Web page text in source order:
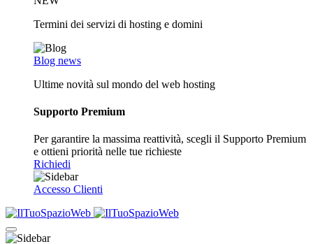
Termini dei servizi di hosting e domini
Blog news
Ultime novità sul mondo del web hosting
Supporto Premium
Per garantire la massima reattività, scegli il Supporto Premium
e ottieni priorità nelle tue richieste
Richiedi
Accesso Clienti